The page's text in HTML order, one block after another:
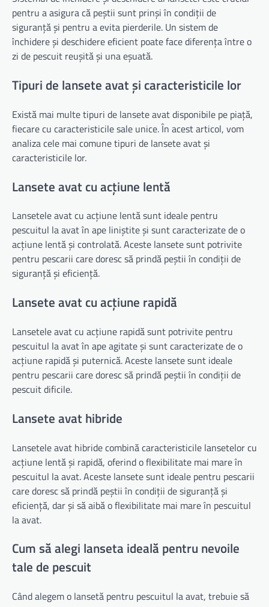
pentru a asigura că peștii sunt prinși în condiții de
siguranță și pentru a evita pierderile. Un sistem de
închidere și deschidere eficient poate face diferența între o
zi de pescuit reușită și una eșuată.
Tipuri de lansete avat și caracteristicile lor
Există mai multe tipuri de lansete avat disponibile pe piață,
fiecare cu caracteristicile sale unice. În acest articol, vom
analiza cele mai comune tipuri de lansete avat și
caracteristicile lor.
Lansete avat cu acțiune lentă
Lansetele avat cu acțiune lentă sunt ideale pentru
pescuitul la avat în ape liniștite și sunt caracterizate de o
acțiune lentă și controlată. Aceste lansete sunt potrivite
pentru pescarii care doresc să prindă peștii în condiții de
siguranță și eficiență.
Lansete avat cu acțiune rapidă
Lansetele avat cu acțiune rapidă sunt potrivite pentru
pescuitul la avat în ape agitate și sunt caracterizate de o
acțiune rapidă și puternică. Aceste lansete sunt ideale
pentru pescarii care doresc să prindă peștii în condiții de
pescuit dificile.
Lansete avat hibride
Lansetele avat hibride combină caracteristicile lansetelor cu
acțiune lentă și rapidă, oferind o flexibilitate mai mare în
pescuitul la avat. Aceste lansete sunt ideale pentru pescarii
care doresc să prindă peștii în condiții de siguranță și
eficiență, dar și să aibă o flexibilitate mai mare în pescuitul
la avat.
Cum să alegi lanseta ideală pentru nevoile
tale de pescuit
Când alegem o lansetă pentru pescuitul la avat, trebuie să